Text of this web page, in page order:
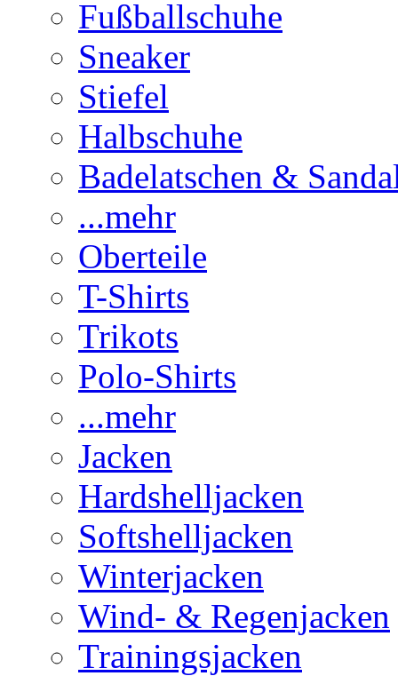
Fußballschuhe
Sneaker
Stiefel
Halbschuhe
Badelatschen &
...mehr
Oberteile
T-Shirts
Trikots
Polo-Shirts
...mehr
Jacken
Hardshelljacken
Softshelljacken
Winterjacken
Wind- & Regenjacken
Trainingsjacken